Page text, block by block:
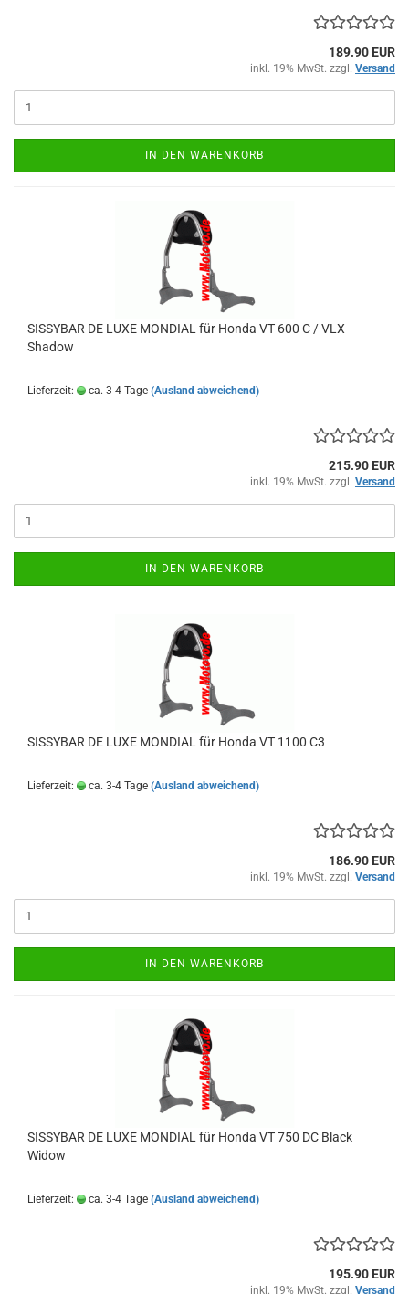
189.90 EUR
inkl. 19% MwSt. zzgl. Versand
IN DEN WARENKORB
SISSYBAR DE LUXE MONDIAL für Honda VT 600 C / VLX
Shadow
Lieferzeit: ca. 3-4 Tage (Ausland abweichend)
215.90 EUR
inkl. 19% MwSt. zzgl. Versand
IN DEN WARENKORB
SISSYBAR DE LUXE MONDIAL für Honda VT 1100 C3
Lieferzeit: ca. 3-4 Tage (Ausland abweichend)
186.90 EUR
inkl. 19% MwSt. zzgl. Versand
IN DEN WARENKORB
SISSYBAR DE LUXE MONDIAL für Honda VT 750 DC Black
Widow
Lieferzeit: ca. 3-4 Tage (Ausland abweichend)
195.90 EUR
inkl. 19% MwSt. zzgl. Versand